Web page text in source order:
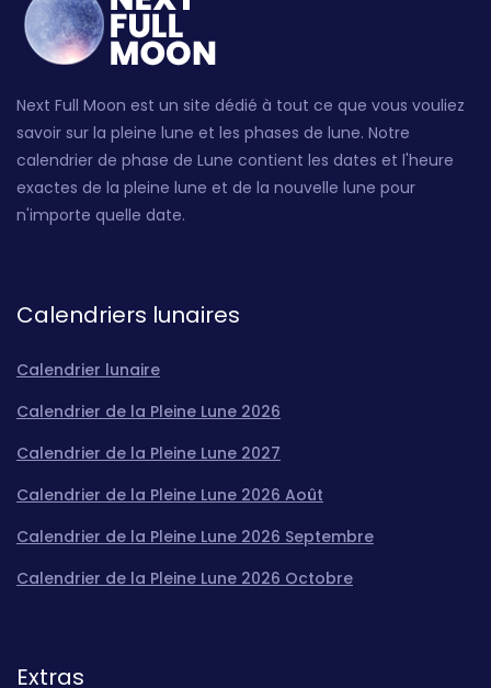
Next Full Moon est un site dédié à tout ce que vous vouliez
savoir sur la pleine lune et les phases de lune. Notre
calendrier de phase de Lune contient les dates et l'heure
exactes de la pleine lune et de la nouvelle lune pour
n'importe quelle date.
Calendriers lunaires
Calendrier lunaire
Calendrier de la Pleine Lune 2026
Calendrier de la Pleine Lune 2027
Calendrier de la Pleine Lune 2026 Août
Calendrier de la Pleine Lune 2026 Septembre
Calendrier de la Pleine Lune 2026 Octobre
Extras